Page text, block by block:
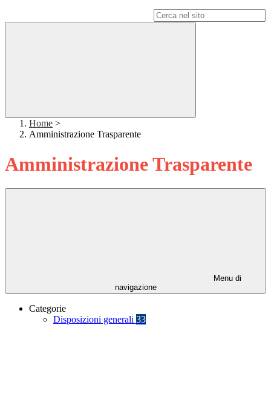
Home >
Amministrazione Trasparente
Amministrazione Trasparente
Menu di
navigazione
Categorie
Disposizioni generali 33